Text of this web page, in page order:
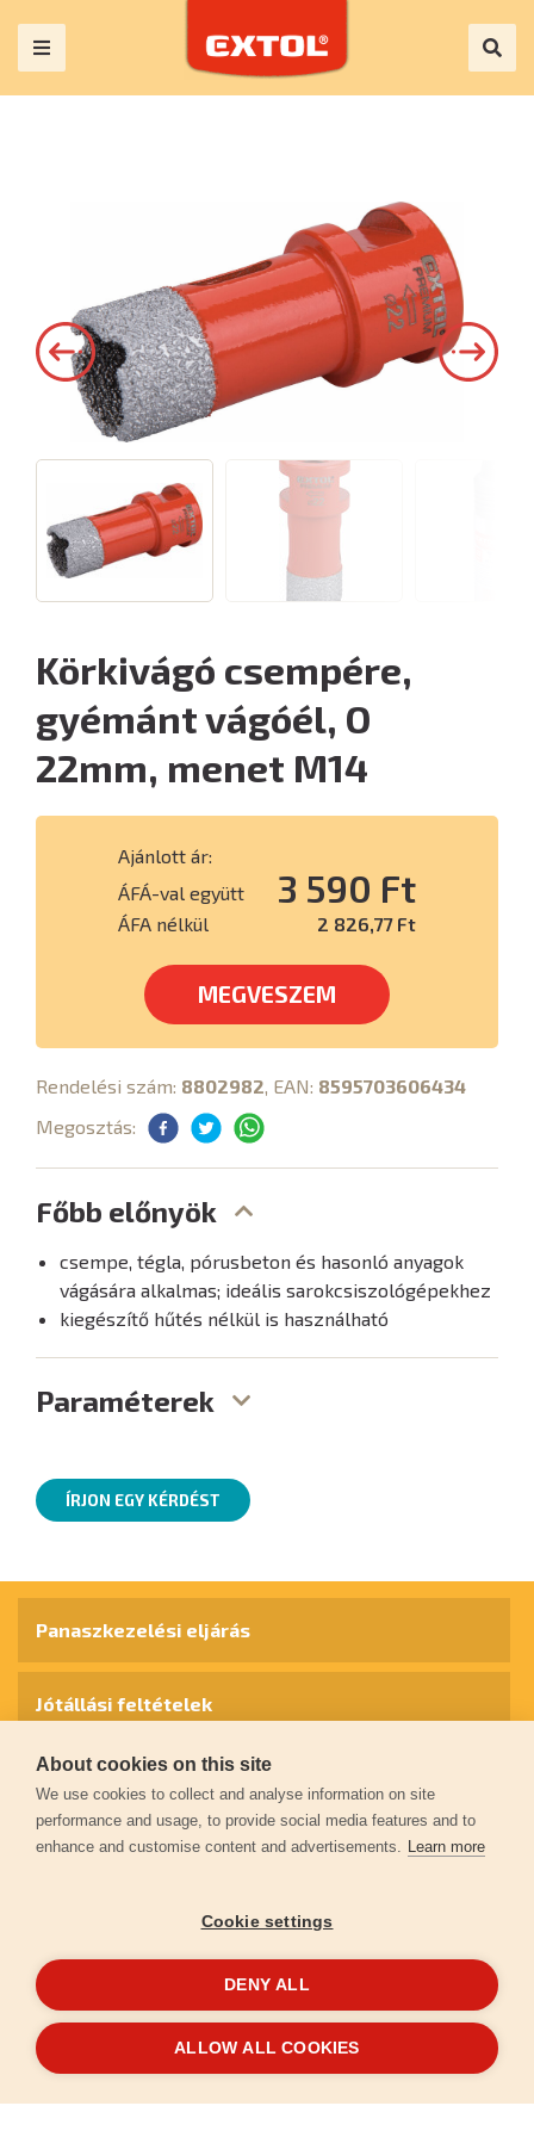
Körkivágó csempére,
gyémánt vágóél, O
22mm, menet M14
Ajánlott ár:
ÁFÁ-val együtt
3 590 Ft
ÁFA nélkül 2 826,77 Ft
MEGVESZEM
Rendelési szám: 8802982, EAN: 8595703606434
Megosztás:
Főbb előnyök
csempe, tégla, pórusbeton és hasonló anyagok
vágására alkalmas; ideális sarokcsiszológépekhez
kiegészítő hűtés nélkül is használható
Paraméterek
ÍRJON EGY KÉRDÉST
© 2026extol.hu- Minden jog fenntartva
Panaszkezelési eljárás
Jótállási feltételek
Személyes adatok védelme
Kapcsolat
Garancia regisztráció
LétrehoztaFEO
About cookies on this site
We use cookies to collect and analyse information on site
performance and usage, to provide social media features and to
enhance and customise content and advertisements. Learn more
Cookie settings
DENY ALL
ALLOW ALL COOKIES